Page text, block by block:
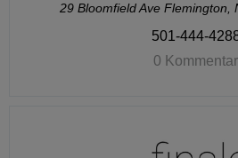
29 Bloomfield Ave Flemington,
501-444-
0